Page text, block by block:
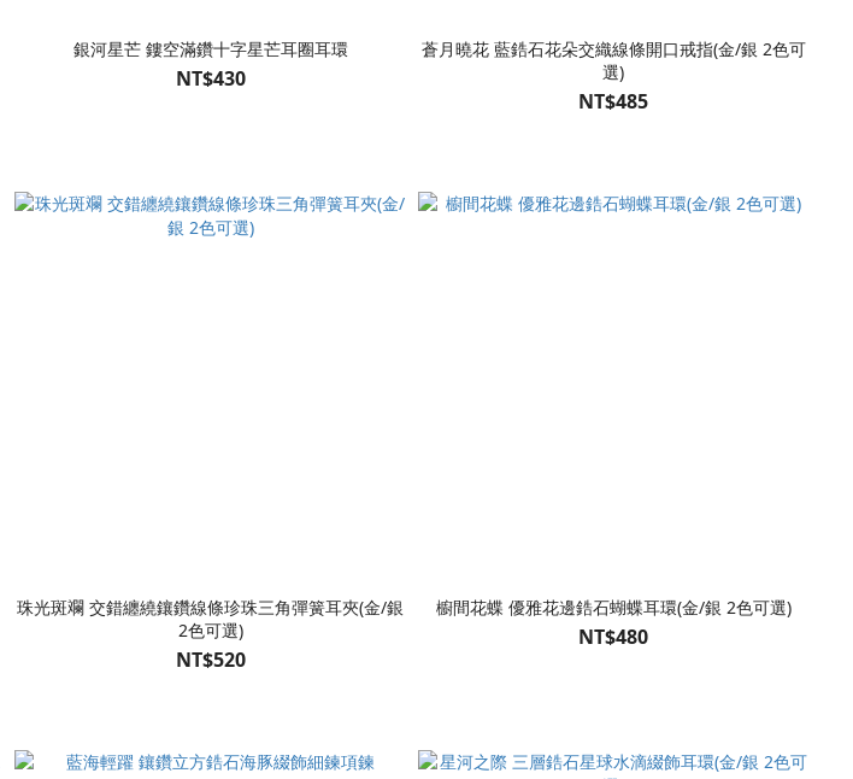
銀河星芒 鏤空滿鑽十字星芒耳圈耳環
NT$430
蒼月曉花 藍鋯石花朵交織線條開口戒指(金/銀 2色可
選)
NT$485
珠光斑斕 交錯纏繞鑲鑽線條珍珠三角彈簧耳夾(金/銀
2色可選)
NT$520
櫥間花蝶 優雅花邊鋯石蝴蝶耳環(金/銀 2色可選)
NT$480